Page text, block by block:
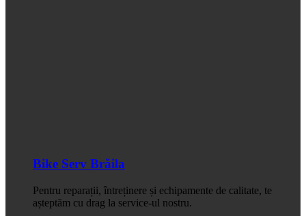
Bike Serv Brăila
Pentru reparații, întreținere și echipamente de calitate, te
așteptăm cu drag la service-ul nostru.